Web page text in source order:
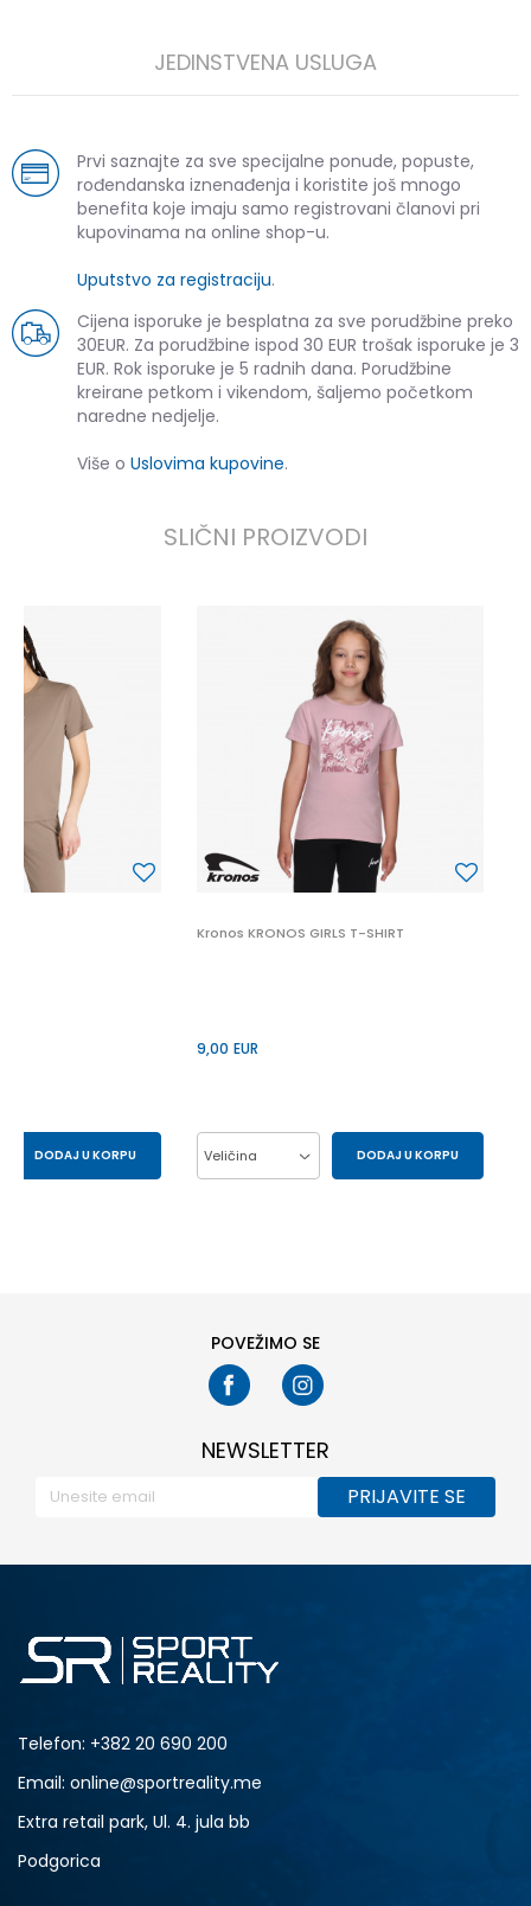
JEDINSTVENA USLUGA
Prvi saznajte za sve specijalne ponude, popuste,
rođendanska iznenađenja i koristite još mnogo
benefita koje imaju samo registrovani članovi pri
kupovinama na online shop-u.
Uputstvo za registraciju.
Cijena isporuke je besplatna za sve porudžbine preko
30EUR. Za porudžbine ispod 30 EUR trošak isporuke je 3
EUR. Rok isporuke je 5 radnih dana. Porudžbine
kreirane petkom i vikendom, šaljemo početkom
naredne nedjelje.
Više o Uslovima kupovine.
SLIČNI PROIZVODI
DODAJ U KORPU
Kronos KRONOS GIRLS T-SHIRT
9,00 EUR
Veličina DODAJ U KORPU
POVEŽIMO SE
NEWSLETTER
PRIJAVITE SE
Telefon: +382 20 690 200
Email: online@sportreality.me
Extra retail park, Ul. 4. jula bb
Podgorica